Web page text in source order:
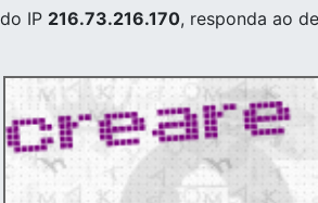
do IP 216.73.216.170, responda ao